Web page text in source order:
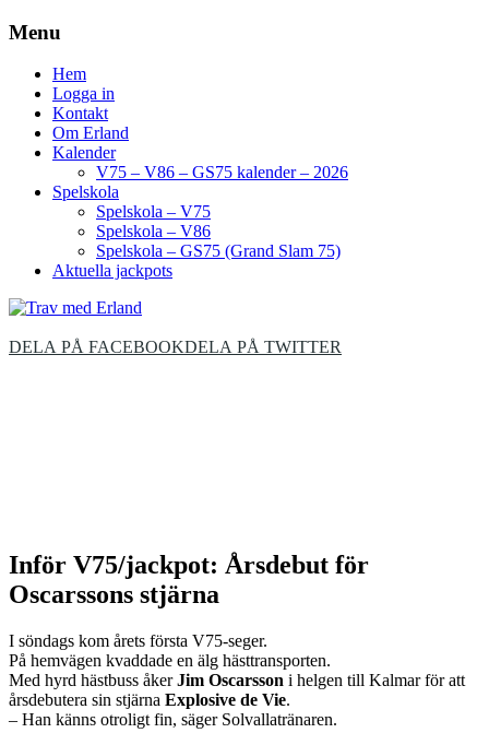
Menu
Hem
Logga in
Kontakt
Om Erland
Kalender
V75 – V86 – GS75 kalender – 2026
Spelskola
Spelskola – V75
Spelskola – V86
Spelskola – GS75 (Grand Slam 75)
Aktuella jackpots
DELA PÅ FACEBOOKDELA PÅ TWITTER
Inför V75/jackpot: Årsdebut för
Oscarssons stjärna
I söndags kom årets första V75-seger.
På hemvägen kvaddade en älg hästtransporten.
Med hyrd hästbuss åkerJim Oscarsson i helgen till Kalmar för att
årsdebutera sin stjärna Explosive de Vie.
– Han känns otroligt fin, säger Solvallatränaren.